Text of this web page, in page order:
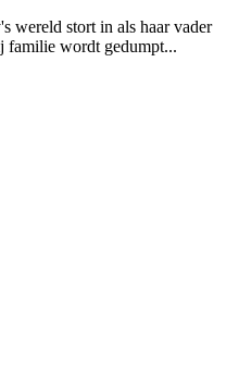
wereld stort in als haar vader
familie wordt gedumpt...